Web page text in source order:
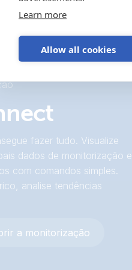
Learn more
Allow all cookies
fazer tudo. Visualize
dados de monitorização e
com comandos simples.
analise tendências
a monitorização